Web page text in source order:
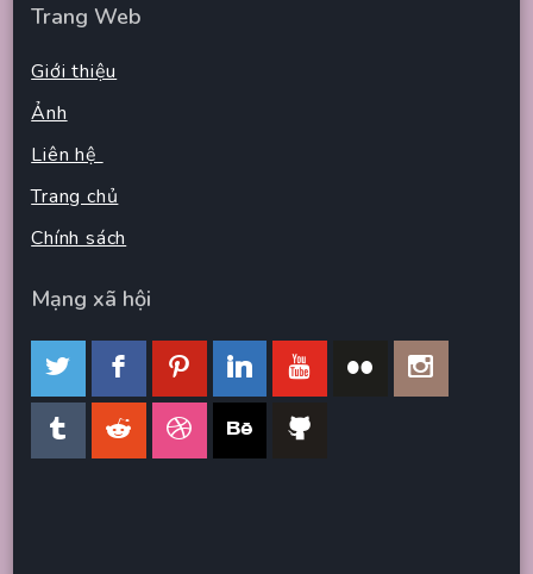
Trang Web
Giới thiệu
Ảnh
Liên hệ
Trang chủ
Chính sách
Mạng xã hội